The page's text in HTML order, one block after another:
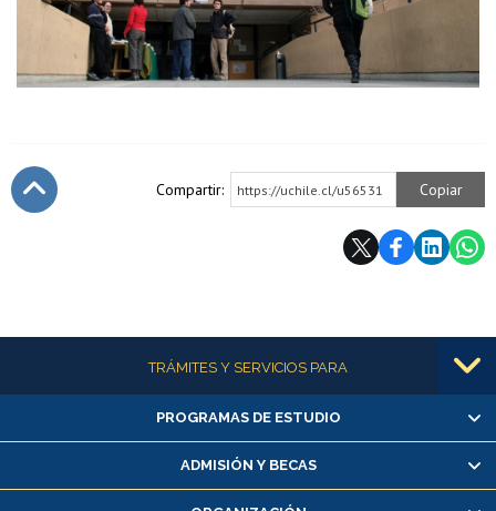
Compartir: https://uchile.cl/u56531 Copiar
Más informaciónTRÁMITES Y SERVICIOS PARA
Alumnas/os y exalumnas/os
Matrícula en línea
Inscripción y cambio de asignaturas
PROGRAMAS DE ESTUDIO
ADMISIÓN Y BECAS